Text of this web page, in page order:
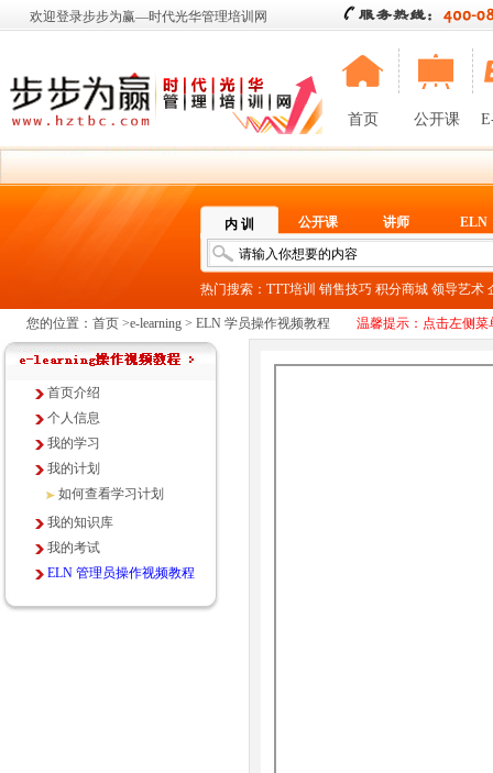
欢迎登录步步为赢—时代光华管理培训网
首页 公开课
内 训 公开课 讲师 ELN
热门搜索： TTT培训 销售技巧 积分商城 领导艺术
您的位置： 首页 >e-learning > ELN 学员操作视频教程 温馨提示：点击左侧
首页介绍
个人信息
我的学习
我的计划
如何查看学习计划
我的知识库
我的考试
ELN 管理员操作视频教程